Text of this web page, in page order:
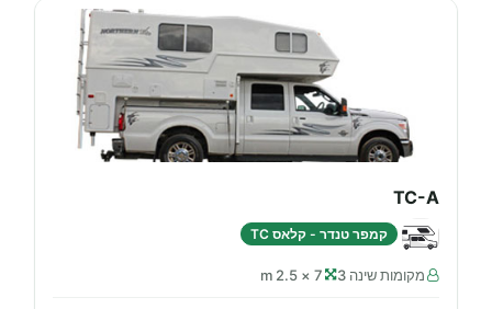
TC-A
קמפר טנדר - קלאס TC
מקומות שינה 3 7 × 2.5 m